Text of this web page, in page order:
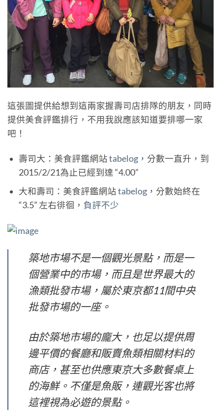
這張圖提供給想到這兩家握壽司店排隊的朋友，同時
提供美食評鑑排行，不用我說應該知道要排哪一家
吧！
壽司大：美食評鑑網站tabelog，分數一直升，到
2015/2/21為止已經到達 “4.00”
大和壽司：美食評鑑網站tabelog，分數始終在
“3.5” 左右徘徊， 負評不少
築地市場不是一個觀光景點，而是一
個營業中的市場，而且是世界最大的
漁類批發市場，屬於東京都11間中央
批發市場的一座。
由於築地市場的龐大，也足以提供周
邊平價的餐廳和販賣魚類相關材料的
商店，甚至也供應東京大多數餐桌上
的海鮮。不僅是魚販，連觀光客也將
這裡視為必遊的景點。